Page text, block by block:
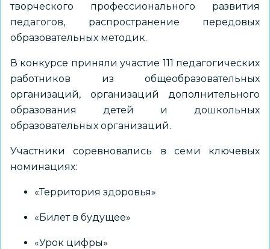
творческого профессионального развития
педагогов, распространение передовых
образовательных методик.
В конкурсе приняли участие 111 педагогических
работников из общеобразовательных
организаций, организаций дополнительного
образования детей и дошкольных
образовательных организаций.
Участники соревновались в семи ключевых
номинациях:
«Территория здоровья»
«Билет в будущее»
«Урок цифры»